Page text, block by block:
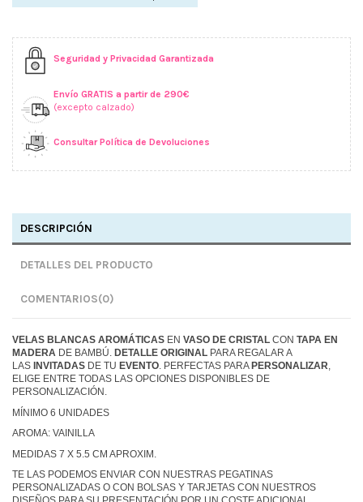
Seguridad y Privacidad Garantizada
Envío GRATIS a partir de 290€
(excepto calzado)
Consultar Política de Devoluciones
DESCRIPCIÓN
DETALLES DEL PRODUCTO
COMENTARIOS(0)
VELAS BLANCAS AROMÁTICAS EN VASO DE CRISTAL CON TAPA EN
MADERA DE BAMBÚ. DETALLE ORIGINAL PARA REGALAR A
LAS INVITADAS DE TU EVENTO. PERFECTAS PARA PERSONALIZAR,
ELIGE ENTRE TODAS LAS OPCIONES DISPONIBLES DE
PERSONALIZACIÓN.
MÍNIMO 6 UNIDADES
AROMA: VAINILLA
MEDIDAS 7 X 5.5 CM APROXIM.
TE LAS PODEMOS ENVIAR CON NUESTRAS PEGATINAS
PERSONALIZADAS O CON BOLSAS Y TARJETAS CON NUESTROS